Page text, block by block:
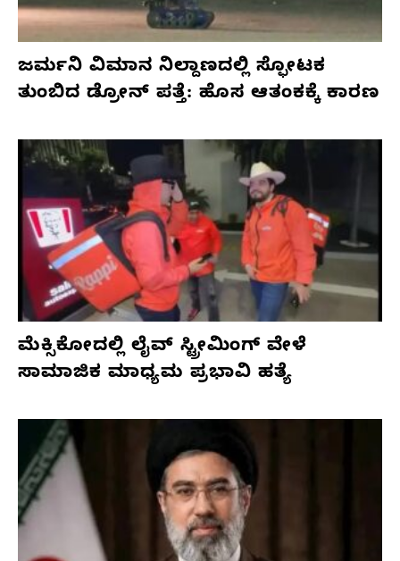
ಜರ್ಮನಿ ವಿಮಾನ ನಿಲ್ದಾಣದಲ್ಲಿ ಸ್ಫೋಟಕ
ತುಂಬಿದ ಡ್ರೋನ್ ಪತ್ತೆ: ಹೊಸ ಆತಂಕಕ್ಕೆ ಕಾರಣ
ಮೆಕ್ಸಿಕೋದಲ್ಲಿ ಲೈವ್ ಸ್ಟ್ರೀಮಿಂಗ್ ವೇಳೆ
ಸಾಮಾಜಿಕ ಮಾಧ್ಯಮ ಪ್ರಭಾವಿ ಹತ್ಯೆ